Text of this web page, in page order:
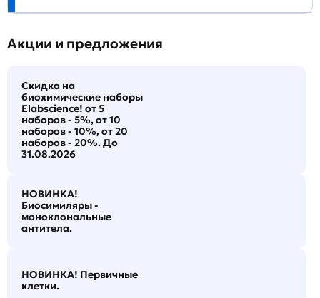
Акции и предложения
Скидка на
биохимические наборы
Elabscience! от 5
наборов - 5%, от 10
наборов - 10%, от 20
наборов - 20%. До
31.08.2026
НОВИНКА!
Биосимиляры -
моноклональные
антитела.
НОВИНКА! Первичные
клетки.